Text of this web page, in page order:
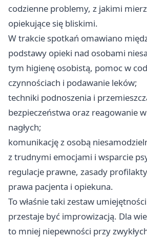
codzienne problemy, z jakimi
opiekujące się bliskimi.
W trakcie spotkań omawiano
podstawy opieki nad osobami
tym higienę osobistą, pomoc w
czynnościach i podawanie leków;
techniki podnoszenia i
bezpieczeństwa oraz reagowanie
nagłych;
komunikację z osobą
z trudnymi emocjami i wsparcie
regulacje prawne, zasady
prawa pacjenta i opiekuna.
To właśnie taki zestaw
przestaje być improwizacją. Dla
to mniej niepewności przy